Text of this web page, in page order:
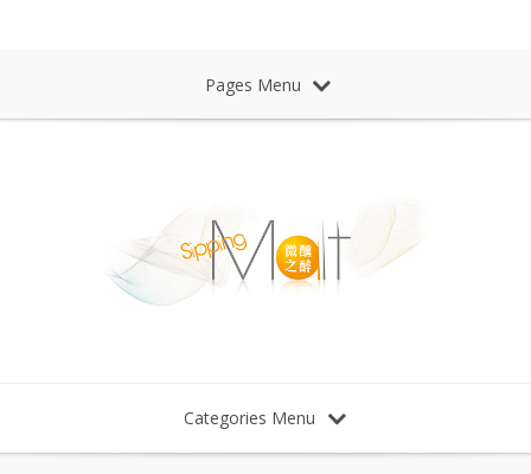
Pages Menu
Categories Menu